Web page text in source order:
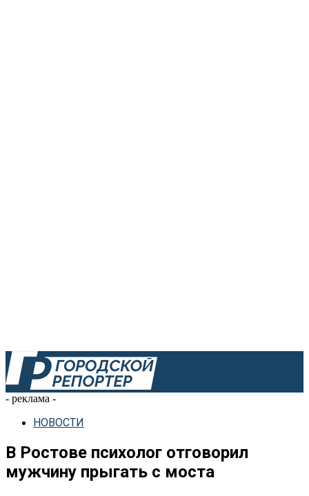
- реклама -
НОВОСТИ
В Ростове психолог отговорил
мужчину прыгать с моста